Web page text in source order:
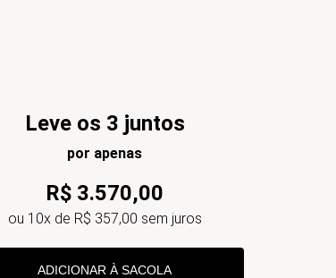
Leve os 3 juntos
por apenas
R$ 3.570,00
ou 10x de R$ 357,00 sem juros
ADICIONAR À SACOLA